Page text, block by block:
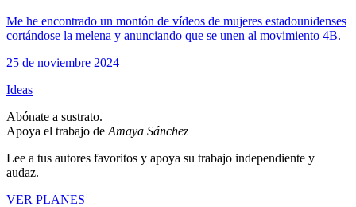
Me he encontrado un montón de vídeos de mujeres estadounidenses
cortándose la melena y anunciando que se unen al movimiento 4B.
25 de noviembre 2024
Ideas
Abónate a sustrato.
Apoya el trabajo de Amaya Sánchez
Lee a tus autores favoritos y apoya su trabajo independiente y
audaz.
VER PLANES